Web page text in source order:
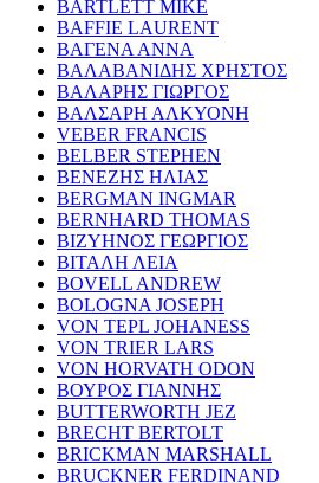
BARTLETT MIKE
BAFFIE LAURENT
ΒΑΓΕΝΑ ΑΝΝΑ
ΒΑΛΑΒΑΝΙΔΗΣ ΧΡΗΣΤΟΣ
ΒΑΛΑΡΗΣ ΓΙΩΡΓΟΣ
ΒΑΛΣΑΡΗ ΑΛΚΥΟΝΗ
VEBER FRANCIS
BELBER STEPHEN
ΒΕΝΕΖΗΣ ΗΛΙΑΣ
BERGMAN INGMAR
BERNHARD THOMAS
ΒΙΖΥΗΝΟΣ ΓΕΩΡΓΙΟΣ
ΒΙΤΑΛΗ ΛΕΙΑ
BOVELL ANDREW
BOLOGNA JOSEPH
VON TEPL JOHANESS
VON TRIER LARS
VON HORVATH ODON
ΒΟΥΡΟΣ ΓΙΑΝΝΗΣ
BUTTERWORTH JEZ
BRECHT BERTOLT
BRICKMAN MARSHALL
BRUCKNER FERDINAND